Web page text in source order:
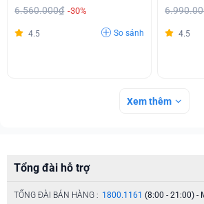
6.560.000₫ -30%
4.5 So sánh 4.5
Xem thêm
Tổng đài hỗ trợ
TỔNG ĐÀI BÁN HÀNG : 1800.1161 (8:00 - 21:00) -